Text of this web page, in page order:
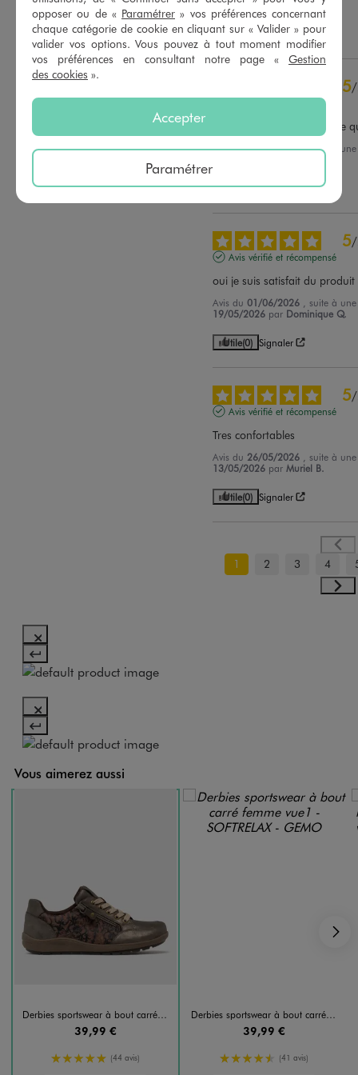
Trier les avis
29/05/2026 par Marylou M.
Utile(0) Signaler
5/
Avis vérifié et récompensé
confortable. exactement, ce
Avis du04/06/2026 , suite à
Utile(0) Signaler
5/
Avis vérifié et récompensé
oui je suis satisfait du produit
Avis du01/06/2026 , suite à
19/05/2026 par Dominique Q.
Utile(0) Signaler
5/
Avis vérifié et récompensé
Tres confortables
Avis du 26/05/2026 , suite à
13/05/2026 parMuriel B.
Utile(0) Signaler
1 2 3 4
Vous aimerez aussi
Derbies sportswear à bout carré femme
39,99 €
5/5 de moyenne
(44 avis)
Derbies sportswear à bout carré femme
39,99 €
4.5/5 de moyenne
(41 avis)
opposer ou de « Paramétrer » vos préférences concernant
chaque catégorie de cookie en cliquant sur « Valider » pour
valider vos options. Vous pouvez à tout moment modifier
vos préférences en consultant notre page « Gestion
des cookies ».
Accepter
Paramétrer